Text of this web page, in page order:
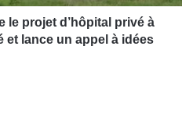
le projet d’hôpital privé à
et lance un appel à idées